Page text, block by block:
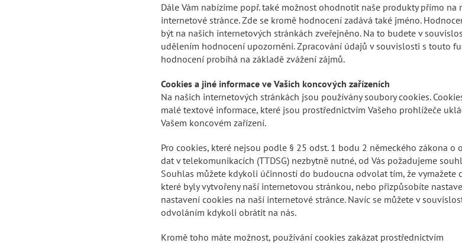
Dále Vám nabízíme popř. také možnost ohodnotit naše produkty přímo na
internetové stránce. Zde se kromě hodnocení zadává také jméno.
být na našich internetových stránkách zveřejněno. Na to budete v
udělením hodnocení upozorněni. Zpracování údajů v souvislosti s touto
hodnocení probíhá na základě zvážení zájmů.
Cookies a jiné informace ve Vašich koncových zařízeních
Na našich internetových stránkách jsou používány soubory cookies.
malé textové informace, které jsou prostřednictvím Vašeho prohlížeče
Vašem koncovém zařízení.
Pro cookies, které nejsou podle § 25 odst. 1 bodu 2 německého zákona o
dat v telekomunikacích (TTDSG) nezbytně nutné, od Vás požadujeme
Souhlas můžete kdykoli účinností do budoucna odvolat tím, že vymažete
které byly vytvořeny naší internetovou stránkou, nebo přizpůsobíte
nastavení cookies na naší internetové stránce. Navíc se můžete v
odvoláním kdykoli obrátit na nás.
Kromě toho máte možnost, používání cookies zakázat prostřednictvím